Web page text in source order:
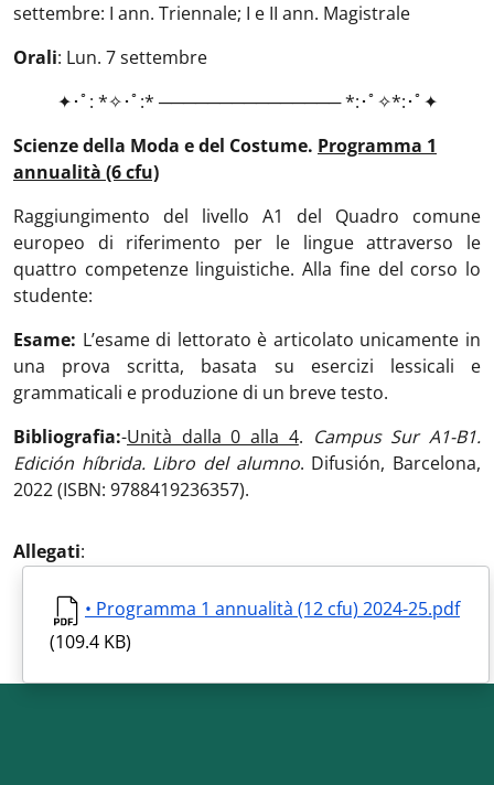
settembre: I ann. Triennale; I e II ann. Magistrale
Orali: Lun. 7 settembre
✦･ﾟ: *✧･ﾟ:* ─────────────── *:･ﾟ✧*:･ﾟ✦
Scienze della Moda e del Costume. Programma 1
annualità (6 cfu)
Raggiungimento del livello A1 del Quadro comune
europeo di riferimento per le lingue attraverso le
quattro competenze linguistiche. Alla fine del corso lo
studente:
Esame: L’esame di lettorato è articolato unicamente in
una prova scritta, basata su esercizi lessicali e
grammaticali e produzione di un breve testo.
Bibliografia:-Unità dalla 0 alla 4. Campus Sur A1-B1.
Edición híbrida. Libro del alumno. Difusión, Barcelona,
2022 (ISBN: 9788419236357).
Allegati:
• Programma 1 annualità (12 cfu) 2024-25.pdf
(109.4 KB)